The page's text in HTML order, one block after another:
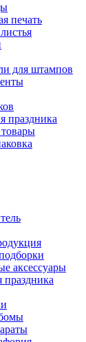
печать
для штампов
праздника
аксессуары